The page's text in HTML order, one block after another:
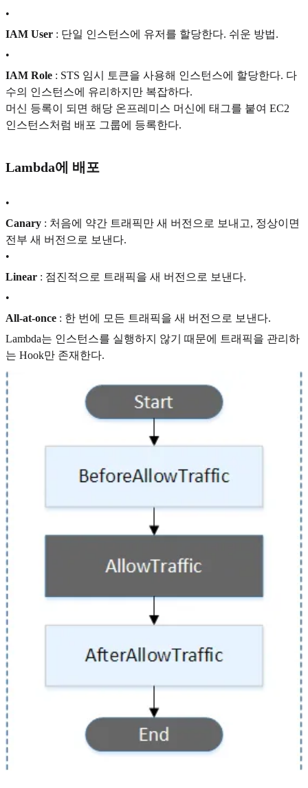
•
IAM User : 단일 인스턴스에 유저를 할당한다. 쉬운 방법.
•
IAM Role : STS 임시 토큰을 사용해 인스턴스에 할당한다. 다
수의 인스턴스에 유리하지만 복잡하다.
머신 등록이 되면 해당 온프레미스 머신에 태그를 붙여 EC2
인스턴스처럼 배포 그룹에 등록한다.
Lambda에 배포
•
Canary : 처음에 약간 트래픽만 새 버전으로 보내고, 정상이면
전부 새 버전으로 보낸다.
•
Linear : 점진적으로 트래픽을 새 버전으로 보낸다.
•
All-at-once : 한 번에 모든 트래픽을 새 버전으로 보낸다.
Lambda는 인스턴스를 실행하지 않기 때문에 트래픽을 관리하
는 Hook만 존재한다.